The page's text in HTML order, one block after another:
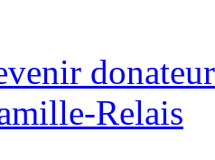
donateur
Relais